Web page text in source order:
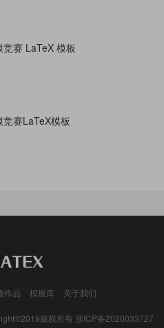
赛 LaTeX 模板
赛LaTeX模板
作品 模板库 关于我们
版权所有 浙ICP备2020033727